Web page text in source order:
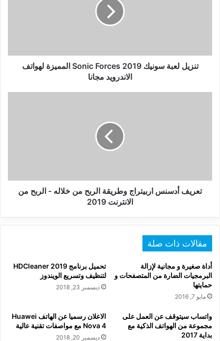
الاندرويد
تنزيل لعبة سونيك 2019 Sonic Forces‏ المميزة لهواتف
الاندرويد مجانا
الربح
تعريف أدسنس اربيتراج وطريقة الربح من خلاله - الربح من
الانترنت 2019
مقالات ذات صلة
أداة صغيرة و مجانية لإزالة
البرمجيات الضارة من المتصفحات و
حمايتها
مايو 7, 2016
تحميل برنامج HDCleaner 2019
لتنظيف وتسريع الويندوز
ديسمبر 23, 2018
واتساب سيتوقف عن العمل على
مجموعة من الهواتف الذكية مع
بداية 2017
الاعلان رسميا عن الهاتف Huawei
Nova 4 مع مواصفات تقنية عالية
ديسمبر 20, 2018